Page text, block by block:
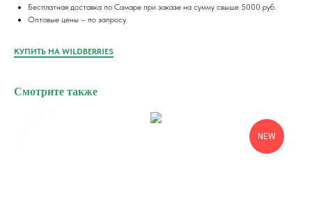
Бесплатная доставка по Самаре при заказе на сумму свыше 5000 руб.
Оптовые цены – по запросу
КУПИТЬ НА WILDBERRIES
Смотрите также
NEW